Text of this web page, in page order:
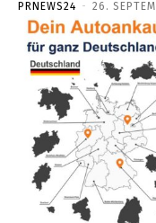
PRNEWS24 - 26.